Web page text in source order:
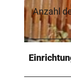
Anzahl